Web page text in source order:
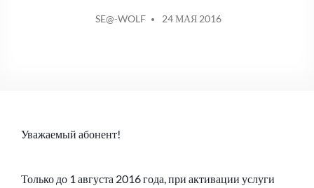
ОТ
SE@-WOLF 24 МАЯ 2016
Уважаемый абонент!
Только до 1 августа 2016 года, при активации услуги